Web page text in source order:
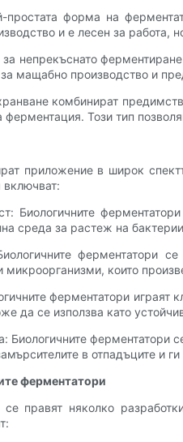
простата форма на
и е лесен за
непрекъснато
мащабно производство и
комбинират
ферментация. Този тип
приложение в широк
Биологичните
среда за растеж на
ферментатори
които
ферментатори
да се използва като
Биологичните
в отпадъците и
ферментатори
правят няколко